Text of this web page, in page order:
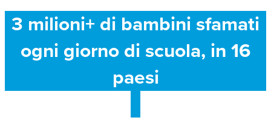
3 milioni+ di bambini sfamati
ogni giorno di scuola, in 16
paesi